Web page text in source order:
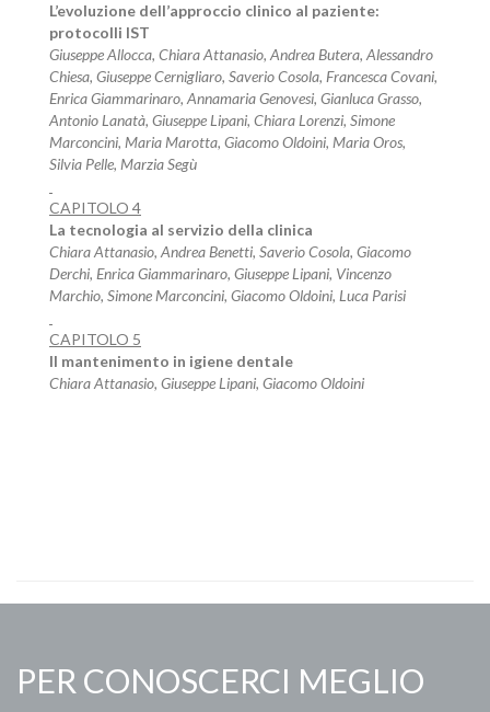
L’evoluzione dell’approccio clinico al paziente:
protocolli IST
Giuseppe Allocca, Chiara Attanasio, Andrea Butera, Alessandro
Chiesa, Giuseppe Cernigliaro, Saverio Cosola, Francesca Covani,
Enrica Giammarinaro, Annamaria Genovesi, Gianluca Grasso,
Antonio Lanatà, Giuseppe Lipani, Chiara Lorenzi, Simone
Marconcini, Maria Marotta, Giacomo Oldoini, Maria Oros,
Silvia Pelle, Marzia Segù
CAPITOLO 4
La tecnologia al servizio della clinica
Chiara Attanasio, Andrea Benetti, Saverio Cosola, Giacomo
Derchi, Enrica Giammarinaro, Giuseppe Lipani, Vincenzo
Marchio, Simone Marconcini, Giacomo Oldoini, Luca Parisi
CAPITOLO 5
Il mantenimento in igiene dentale
Chiara Attanasio, Giuseppe Lipani, Giacomo Oldoini
PER CONOSCERCI MEGLIO